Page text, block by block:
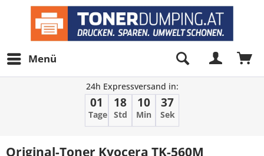
Menü
24h Expressversand in:
01
Tage
18
Std
10
Min
37
Sek
Original-Toner Kyocera TK-560M